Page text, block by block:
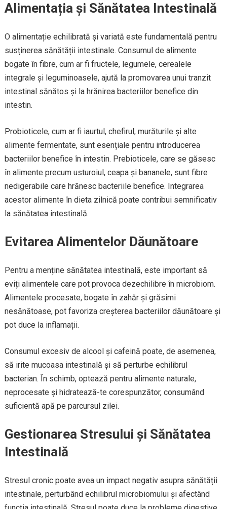
Alimentația și Sănătatea Intestinală
O alimentație echilibrată și variată este fundamentală pentru
susținerea sănătății intestinale. Consumul de alimente
bogate în fibre, cum ar fi fructele, legumele, cerealele
integrale și leguminoasele, ajută la promovarea unui tranzit
intestinal sănătos și la hrănirea bacteriilor benefice din
intestin.
Probioticele, cum ar fi iaurtul, chefirul, murăturile și alte
alimente fermentate, sunt esențiale pentru introducerea
bacteriilor benefice în intestin. Prebioticele, care se găsesc
în alimente precum usturoiul, ceapa și bananele, sunt fibre
nedigerabile care hrănesc bacteriile benefice. Integrarea
acestor alimente în dieta zilnică poate contribui semnificativ
la sănătatea intestinală.
Evitarea Alimentelor Dăunătoare
Pentru a menține sănătatea intestinală, este important să
eviți alimentele care pot provoca dezechilibre în microbiom.
Alimentele procesate, bogate în zahăr și grăsimi
nesănătoase, pot favoriza creșterea bacteriilor dăunătoare și
pot duce la inflamații.
Consumul excesiv de alcool și cafeină poate, de asemenea,
să irite mucoasa intestinală și să perturbe echilibrul
bacterian. În schimb, optează pentru alimente naturale,
neprocesate și hidratează-te corespunzător, consumând
suficientă apă pe parcursul zilei.
Gestionarea Stresului și Sănătatea
Intestinală
Stresul cronic poate avea un impact negativ asupra sănătății
intestinale, perturbând echilibrul microbiomului și afectând